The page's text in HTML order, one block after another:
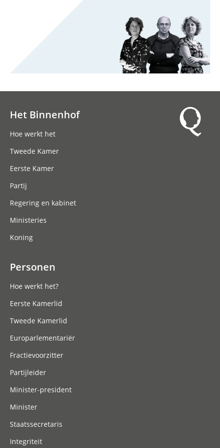
Het Binnenhof
Hoe werkt het
Tweede Kamer
Eerste Kamer
Partij
Regering en kabinet
Ministeries
Koning
Personen
Hoe werkt het?
Eerste Kamerlid
Tweede Kamerlid
Europarlementariër
Fractievoorzitter
Partijleider
Minister-president
Minister
Staatssecretaris
Integriteit